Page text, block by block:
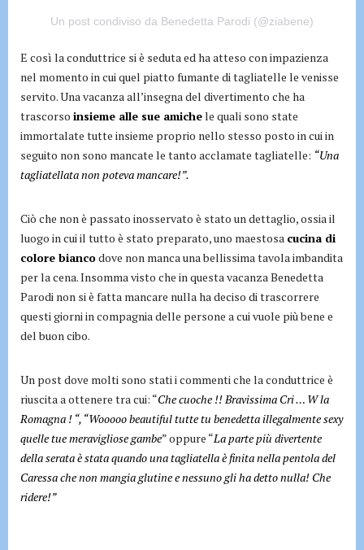
Un post condiviso da Benedetta Parodi (@ziabene)
E così la conduttrice si è seduta ed ha atteso con impazienza
nel momento in cui quel piatto fumante di tagliatelle le venisse
servito. Una vacanza all’insegna del divertimento che ha
trascorso insieme alle sue amichele quali sono state
immortalate tutte insieme proprio nello stesso posto in cui in
seguito non sono mancate le tanto acclamate tagliatelle: “Una
tagliatellata non poteva mancare!”.
Ciò che non è passato inosservato è stato un dettaglio, ossia il
luogo in cui il tutto è stato preparato, uno maestosa cucina di
colore biancodove non manca una bellissima tavola imbandita
per la cena. Insomma visto che in questa vacanza Benedetta
Parodi non si è fatta mancare nulla ha deciso di trascorrere
questi giorni in compagnia delle persone a cui vuole più bene e
del buon cibo.
Un post dove molti sono stati i commenti che la conduttrice è
riuscita a ottenere tra cui: “Che cuoche !! Bravissima Cri … W la
Romagna ! “, “Wooooo beautiful tutte tu benedetta illegalmente sexy
quelle tue meravigliose gambe” oppure “La parte più divertente
della serata è stata quando una tagliatella è finita nella pentola del
Caressa che non mangia glutine e nessuno gli ha detto nulla! Che
ridere!”